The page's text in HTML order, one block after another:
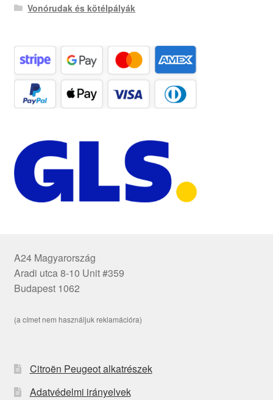
Vonórudak és kötélpályák
A24 Magyarország
Aradi utca 8-10 Unit #359
Budapest 1062
(a címet nem használjuk reklamációra)
Citroën Peugeot alkatrészek
Adatvédelmi irányelvek